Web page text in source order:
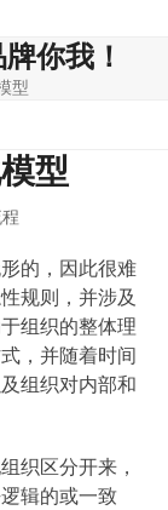
你我！
型
型
的，因此很难
规则，并涉及
组织的整体理
，并随着时间
组织对内部和
织区分开来，
辑的或一致